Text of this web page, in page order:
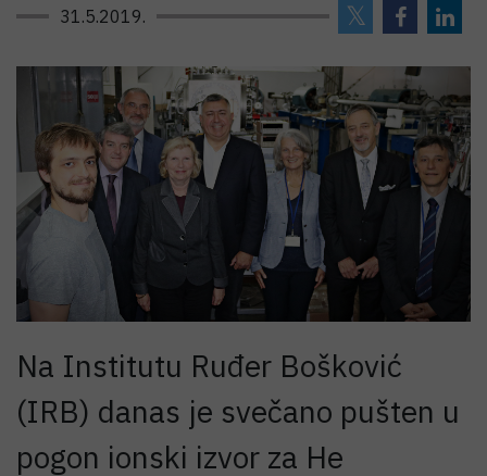
31.5.2019.
Na Institutu Ruđer Bošković
(IRB) danas je svečano pušten u
pogon ionski izvor za He